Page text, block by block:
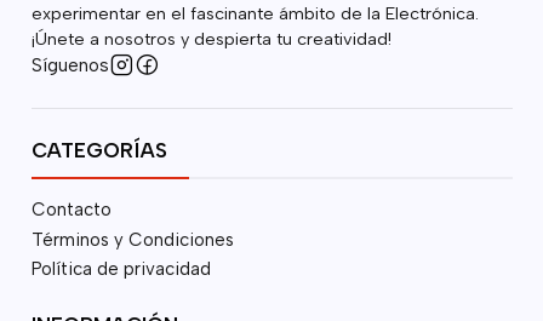
experimentar en el fascinante ámbito de la Electrónica.
¡Únete a nosotros y despierta tu creatividad!
Síguenos
CATEGORÍAS
Contacto
Términos y Condiciones
Política de privacidad